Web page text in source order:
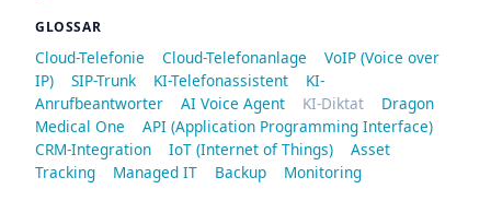
GLOSSAR
Cloud-Telefonie Cloud-Telefonanlage
VoIP (Voice over
IP)
SIP-Trunk KI-Telefonassistent
KI-
Anrufbeantworter
AI Voice Agent KI-Diktat
Dragon
Medical One
API (Application Programming Interface)
CRM-Integration
IoT (Internet of Things)
Asset
Tracking
Managed IT Backup Monitoring